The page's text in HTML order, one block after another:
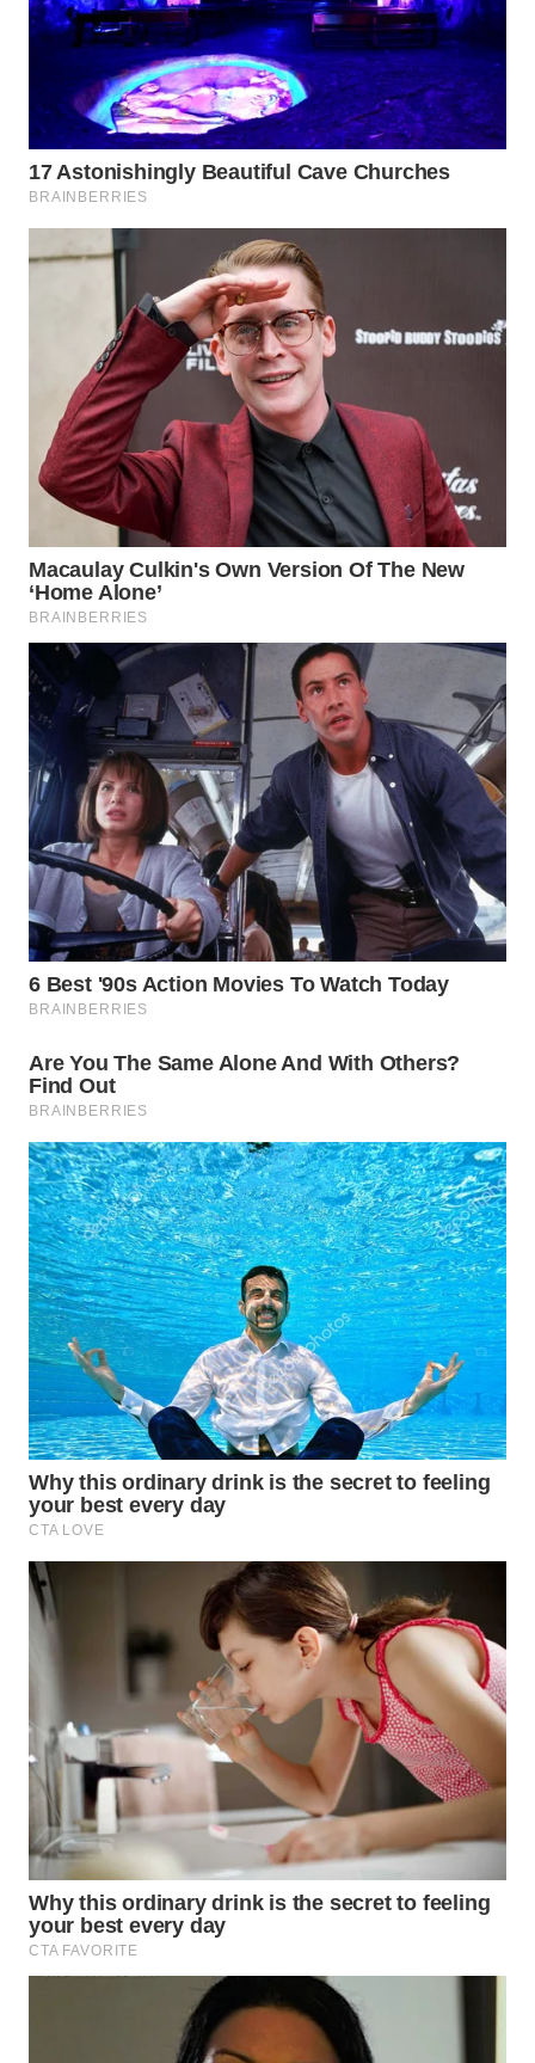
WAHANA
NEWS
WAHANA
TANI
ADVOKAT
WAHANA
INFRASTRUKTUR
WAHANA
KONSUMEN
WAHANA
LISTRIK
WAHANA
TRAVEL
WAHANA
TV
WAHANANEWS
ID
WAHANANEWS
CO ID
NET
WAHANA
SPORT
WAHANA
UMKM
WAHANA
SELEB
WAHANA
PERSONA
WAHANA
OTOMOTIF
WAHANA
LAPAK
WAHANA
Wahana
KONSUMEN
LISTRIK